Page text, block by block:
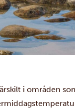
i områden